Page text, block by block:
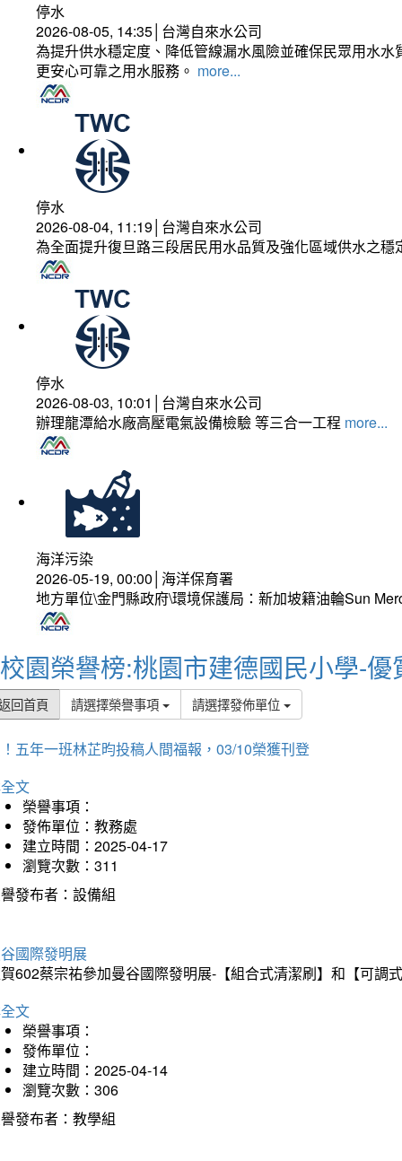
停水
2026-08-05, 14:35│台灣自來水公司
為提升供水穩定度、降低管線漏水風險並確保民眾用水
更安心可靠之用水服務。 more...
停水
2026-08-04, 11:19│台灣自來水公司
為全面提升復旦路三段居民用水品質及強化區域供水之
停水
2026-08-03, 10:01│台灣自來水公司
辦理龍潭給水廠高壓電氣設備檢驗 等三合一工程 more...
海洋污染
2026-05-19, 00:00│海洋保育署
地方單位\金門縣政府\環境保護局：新加坡籍油輪Sun
校園榮譽榜:桃園市建德國民小學-優
回首頁 請選擇榮譽事項 請選擇發佈單位
五年一班林芷昀投稿人間福報，03/10榮獲刊登
文
榮譽事項：
發佈單位：教務處
建立時間：2025-04-17
瀏覽次數：311
發布者：設備組
國際發明展
602蔡宗祐參加曼谷國際發明展-【組合式清潔刷】和【可調
文
榮譽事項：
發佈單位：
建立時間：2025-04-14
瀏覽次數：306
發布者：教學組